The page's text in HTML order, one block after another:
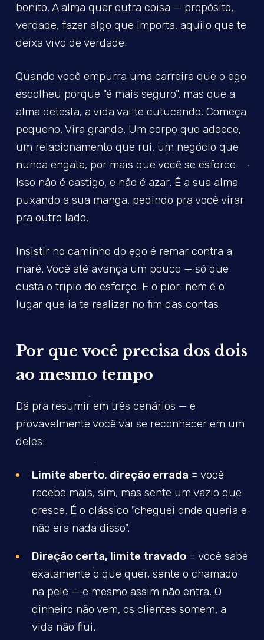
bonito. A alma quer outra coisa — propósito,
verdade, fazer algo que importa, aquilo que te
deixa vivo de verdade.
Quando você empurra uma carreira que o ego
escolheu porque "é mais seguro", mas que a
alma detesta, a vida vai te cutucando. Começa
pequeno. Vira grande. Um corpo que adoece,
um relacionamento que rui, um negócio que
nunca engata, por mais que você se esforce.
Isso não é castigo, e não é azar. É a sua alma
puxando a sua manga, pedindo pra você virar
pra outro lado.
Insistir no caminho do ego é remar contra a
maré. Você até avança um pouco — só que
custa o triplo do esforço. E o pior: nem é o
lugar que ia te realizar no fim das contas.
Por que você precisa dos dois
ao mesmo tempo
Dá pra resumir em três cenários — e
provavelmente você vai se reconhecer em um
deles:
Limite aberto, direção errada = você
recebe mais, sim, mas sente um vazio que
cresce. É o clássico "cheguei onde queria e
não era nada disso".
Direção certa, limite travado = você sabe
exatamente o que quer, sente o chamado
na pele — e mesmo assim não entra. O
dinheiro não vem, os clientes somem, a
vida não flui.